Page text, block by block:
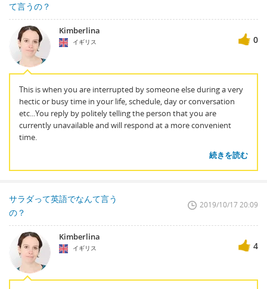
て言うの？
Kimberlina
イギリス 0
This is when you are interrupted by someone else during a very
hectic or busy time in your life, schedule, day or conversation
etc...You reply by politely telling the person that you are
currently unavailable and will respond at a more convenient
time.
続きを読む
サラダって英語でなんて言う
の？
2019/10/17 20:09
Kimberlina
イギリス 4